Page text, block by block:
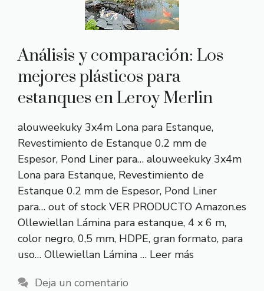
Análisis y comparación: Los
mejores plásticos para
estanques en Leroy Merlin
alouweekuky 3x4m Lona para Estanque,
Revestimiento de Estanque 0.2 mm de
Espesor, Pond Liner para… alouweekuky 3x4m
Lona para Estanque, Revestimiento de
Estanque 0.2 mm de Espesor, Pond Liner
para… out of stock VER PRODUCTO Amazon.es
Ollewiellan Lámina para estanque, 4 x 6 m,
color negro, 0,5 mm, HDPE, gran formato, para
uso… Ollewiellan Lámina … Leer más
Deja un comentario